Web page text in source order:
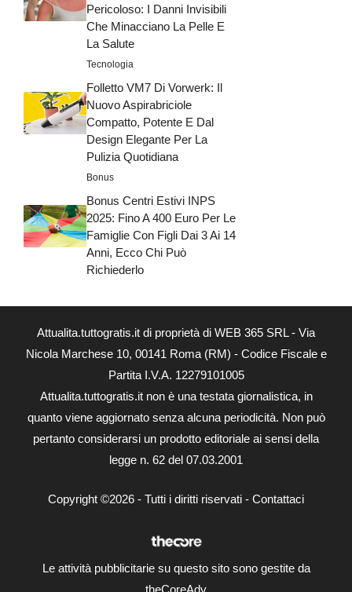
Pericoloso: I Danni Invisibili
Che Minacciano La Pelle E
La Salute
Tecnologia
Folletto VM7 Di Vorwerk: Il
Nuovo Aspirabriciole
Compatto, Potente E Dal
Design Elegante Per La
Pulizia Quotidiana
Bonus
Bonus Centri Estivi INPS
2025: Fino A 400 Euro Per Le
Famiglie Con Figli Dai 3 Ai 14
Anni, Ecco Chi Può
Richiederlo
Attualita.tuttogratis.it di proprietà di WEB 365 SRL - Via
Nicola Marchese 10, 00141 Roma (RM) - Codice Fiscale e
Partita I.V.A. 12279101005
Attualita.tuttogratis.it non è una testata giornalistica, in
quanto viene aggiornato senza alcuna periodicità. Non può
pertanto considerarsi un prodotto editoriale ai sensi della
legge n. 62 del 07.03.2001
Copyright ©2026 - Tutti i diritti riservati - Contattaci
Le attività pubblicitarie su questo sito sono gestite da
theCoreAdv